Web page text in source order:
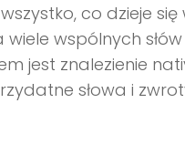
co dzieje się
wspólnych
jest znalezienie
słowa i